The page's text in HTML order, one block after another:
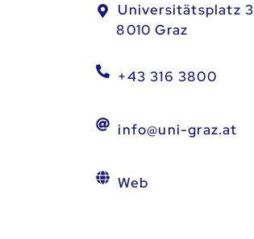
Universitätsplatz 3
8010 Graz
+43 316 3800
info@uni-graz.at
Web